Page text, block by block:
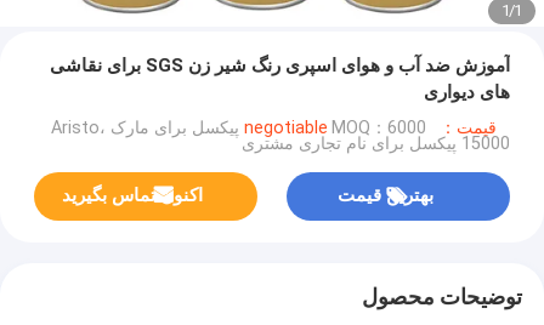
1
/
1
آموزش ضد آب و هوای اسپری رنگ شیر زن SGS برای نقاشی
های دیواری
قیمت：negotiable MOQ：6000 پیکسل برای مارک Aristo،
15000 پیکسل برای نام تجاری مشتری
بهترین قیمت اکنون تماس بگیرید
توضیحات محصول